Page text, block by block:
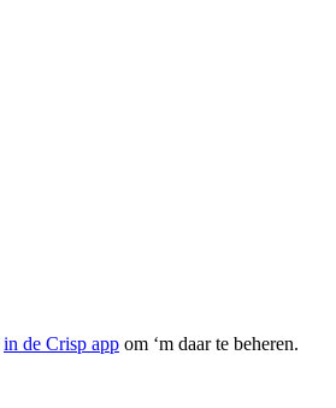
in de Crisp app om ‘m daar te beheren.